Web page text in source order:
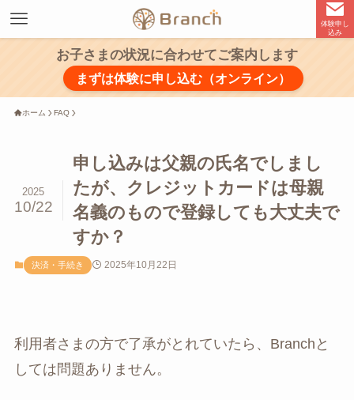
体験申し
込み
お子さまの状況に合わせてご案内します
まずは体験に申し込む（オンライン）
ホーム FAQ
申し込みは父親の氏名でしまし
たが、クレジットカードは母親
名義のもので登録しても大丈夫で
すか？
2025
10/22
決済・手続き 2025年10月22日
利用者さまの方で了承がとれていたら、Branchと
しては問題ありません。